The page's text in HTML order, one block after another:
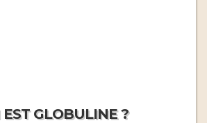
EST GLOBULINE ?